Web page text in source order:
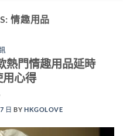
情趣用品
熱門情趣用品延時
心得
日 BYHKGOLOVE